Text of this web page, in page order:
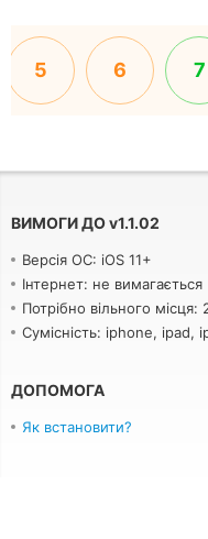
5 6 7
ВИМОГИ ДОv1.1.02
Версія ОС: iOS 11+
Інтернет: не вимагається
Потрібно вільного
Сумісність: iphone, ipad,
ДОПОМОГА
Як встановити?